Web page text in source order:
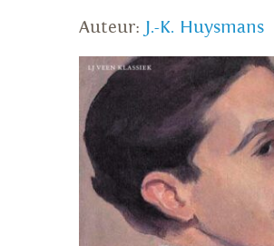
Auteur: J.-K. Huysmans